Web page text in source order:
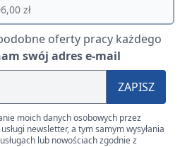
zł
oferty pracy każdego
swój adres e-mail
ZAPISZ
moich danych osobowych przez
newsletter, a tym samym wysyłania
lub nowościach zgodnie z